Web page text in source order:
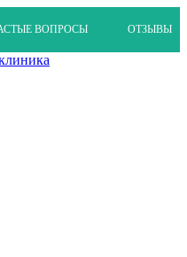
ВОПРОСЫ ОТЗЫВЫ